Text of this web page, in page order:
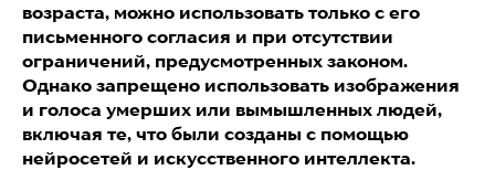
возраста, можно использовать только с его
письменного согласия и при отсутствии
ограничений, предусмотренных законом.
Однако запрещено использовать изображения
и голоса умерших или вымышленных людей,
включая те, что были созданы с помощью
нейросетей и искусственного интеллекта.